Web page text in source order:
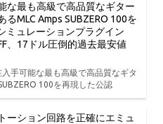
な最も高級で高品質なギター
るMLC Amps SUBZERO 100を
ミュレーションプラグイン
、17ドル圧倒的過去最安値
手可能な最も高級で高品質なギタ
100を再現した公認
ーション回路を正確にエミュ